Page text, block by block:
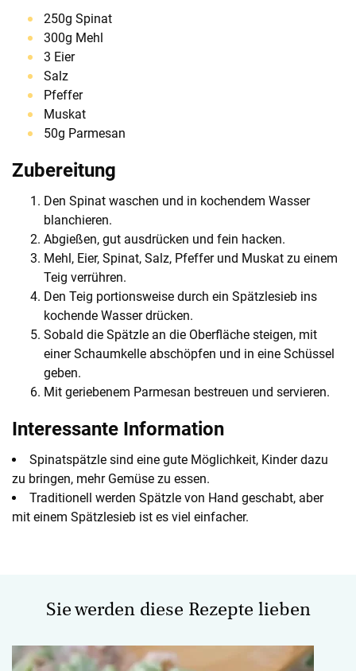
250g Spinat
300g Mehl
3 Eier
Salz
Pfeffer
Muskat
50g Parmesan
Zubereitung
Den Spinat waschen und in kochendem Wasser
blanchieren.
Abgießen, gut ausdrücken und fein hacken.
Mehl, Eier, Spinat, Salz, Pfeffer und Muskat zu einem
Teig verrühren.
Den Teig portionsweise durch ein Spätzlesieb ins
kochende Wasser drücken.
Sobald die Spätzle an die Oberfläche steigen, mit
einer Schaumkelle abschöpfen und in eine Schüssel
geben.
Mit geriebenem Parmesan bestreuen und servieren.
Interessante Information
Spinatspätzle sind eine gute Möglichkeit, Kinder dazu
zu bringen, mehr Gemüse zu essen.
Traditionell werden Spätzle von Hand geschabt, aber
mit einem Spätzlesieb ist es viel einfacher.
Sie werden diese Rezepte lieben